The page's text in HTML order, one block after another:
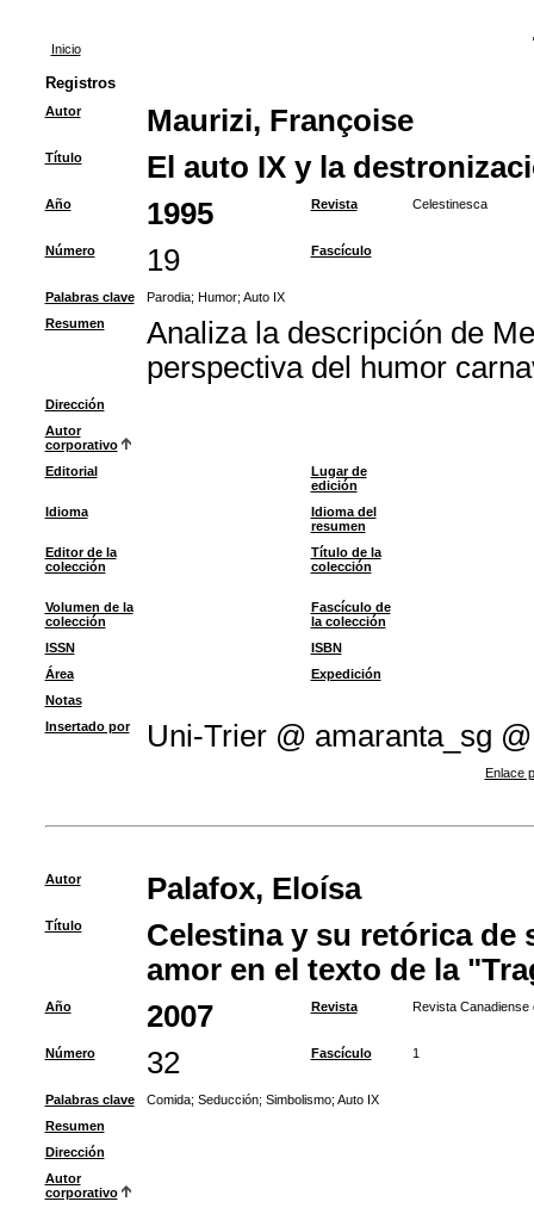
Inicio
Registros
Autor Maurizi, Françoise
Título El auto IX y la
Año 1995 Revista Celestinesca
Número 19 Fascículo
Palabras clave Parodia; Humor; Auto IX
Resumen
Analiza la descripción de
perspectiva del humor
Dirección
Autor
corporativo
Editorial
Lugar de
edición
Idioma
Idioma del
resumen
Editor de la
colección
Título de la
colección
Volumen de la
colección
Fascículo de
la colección
ISSN
ISBN
Área
Expedición
Notas
Insertado por
Uni-Trier @ amaranta_sg @
Enlace
Autor Palafox, Eloísa
Título
Celestina y su retórica
amor en el texto de la
Año 2007 Revista Revista Canadiense
Número 32 Fascículo 1
Palabras clave Comida; Seducción; Simbolismo; Auto IX
Resumen
Dirección
Autor
corporativo